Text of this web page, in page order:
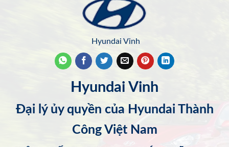
Hyundai Vinh
Hyundai Vinh
Đại lý ủy quyền của Hyundai Thành
Công Việt Nam